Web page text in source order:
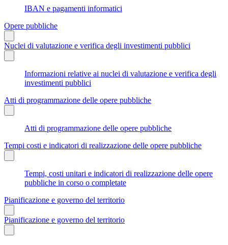
IBAN e pagamenti informatici
Opere pubbliche
Nuclei di valutazione e verifica degli investimenti pubblici
Informazioni relative ai nuclei di valutazione e verifica degli
investimenti pubblici
Atti di programmazione delle opere pubbliche
Atti di programmazione delle opere pubbliche
Tempi costi e indicatori di realizzazione delle opere pubbliche
Tempi, costi unitari e indicatori di realizzazione delle opere
pubbliche in corso o completate
Pianificazione e governo del territorio
Pianificazione e governo del territorio